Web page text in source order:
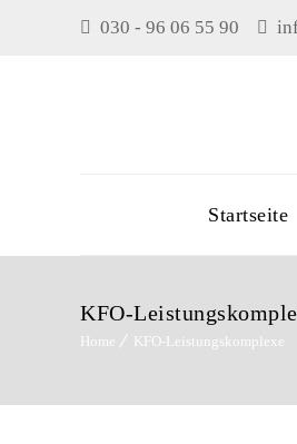
030 - 96 06 55 90
Startseite
KFO-
Home KFO-Leistungskomplexe